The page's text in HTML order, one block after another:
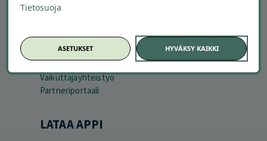
Avoimet työpaikat
YRITYKSILLE
Markkinoi Offerillassa
Vaikuttajayhteistyö
Partneriportaali
LATAA APPI
Tietosuoja
ASETUKSET HYVÄKSY KAIKKI